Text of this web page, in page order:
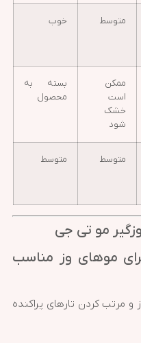
متوسط خوب
ممکن
است
خشک
شود
بسته به
محصول
متوسط متوسط
مو تی جی
موهای وز مناسب
و مرتب کردن تارهای پراکنده